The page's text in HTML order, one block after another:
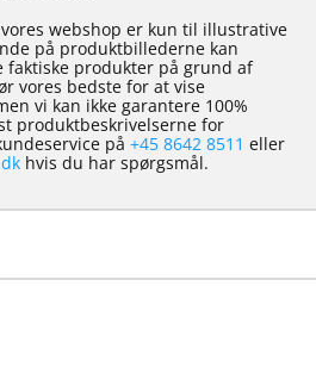
webshop er kun til illustrative
på produktbillederne kan
produkter på grund af
vores bedste for at vise
vi kan ikke garantere 100%
produktbeskrivelserne for
på +45 8642 8511 eller
hvis du har spørgsmål.